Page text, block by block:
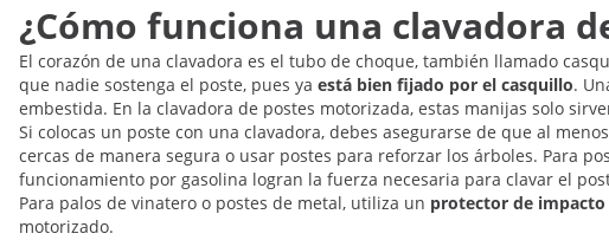
¿Cómo funciona una clavadora
El corazón de una clavadora es el tubo de choque, también llamado
que nadie sostenga el poste, pues ya está bien fijado por el casquillo.
embestida. En la clavadora de postes motorizada, estas manijas solo
Si colocas un poste con una clavadora, debes asegurarse de que al
cercas de manera segura o usar postes para reforzar los árboles. Para
funcionamiento por gasolina logran la fuerza necesaria para clavar el
Para palos de vinatero o postes de metal, utiliza un protector de impacto
motorizado.